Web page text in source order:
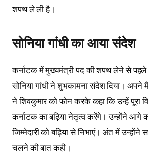
शपथ ले ली है।
सोनिया गांधी का आया संदेश
कर्नाटक में मुख्यमंत्री पद की शपथ लेने से पहले
सोनिया गांधी ने शुभकामना संदेश दिया। अपने
ने शिवकुमार को फोन करके कहा कि उन्हें पूरा
कर्नाटक का बढ़िया नेतृत्व करेंगे। उन्होंने आगे
जिम्मेदारी को बढ़िया से निभाएं। अंत में
चलने की बात कही।